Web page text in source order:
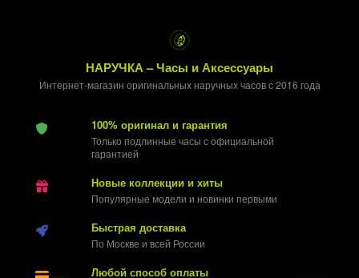
НАРУЧКА – Часы и Аксессуары
Интернет-магазин оригинальных наручных часов с 2016 года
100% оригинал и гарантия
Только подлинные часы с официальной
гарантией
Новые коллекции и хиты
Популярные модели и новинки первыми
Быстрая доставка
По Москве и всей России
Любой способ оплаты